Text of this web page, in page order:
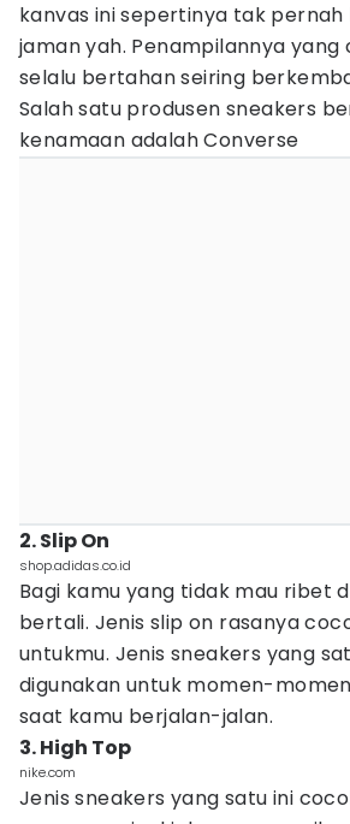
kanvas ini sepertinya tak
jaman yah. Penampilannya yang
selalu bertahan seiring
Salah satu produsen sneakers
kenamaan adalah Converse
2. Slip On
shop.adidas.co.id
Bagi kamu yang tidak mau ribet
bertali. Jenis slip on rasanya
untukmu. Jenis sneakers yang
digunakan untuk momen-
saat kamu berjalan-jalan.
3. High Top
nike.com
Jenis sneakers yang satu ini